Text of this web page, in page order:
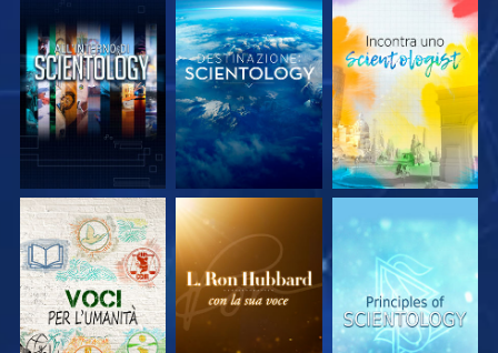
ESPLORA LE
SERIE
ESPLORA LE
SERIE
ESPLORA LE
SERIE